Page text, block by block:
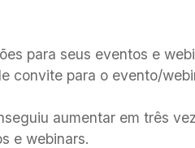
para seus eventos e
convite para o evento/
aumentar em três
e webinars.